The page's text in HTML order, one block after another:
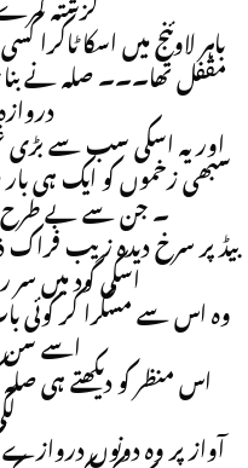
گزشتہ
باہر لاوئنج میں اسکا
مقفل تھا۔۔۔ صلہ نے
اور یہ اسکی سب سے بڑی
سبھی زخموں کو ایک ہی
۔ جن سے بے طرح
بیڈ پر سرخ دیدہ زیب
اسکی گود میں
وہ اس سے مسکرا کر کوئی
اسے سن
اس منظر کو دیکھتے ہی
آواز پر وہ دونوں